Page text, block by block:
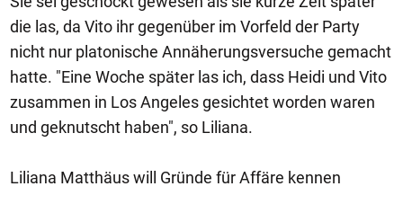
die las, da Vito ihr gegenüber im Vorfeld der Party
nicht nur platonische Annäherungsversuche gemacht
hatte. "Eine Woche später las ich, dass Heidi und Vito
zusammen in Los Angeles gesichtet worden waren
und geknutscht haben", so Liliana.
Liliana Matthäus will Gründe für Affäre kennen